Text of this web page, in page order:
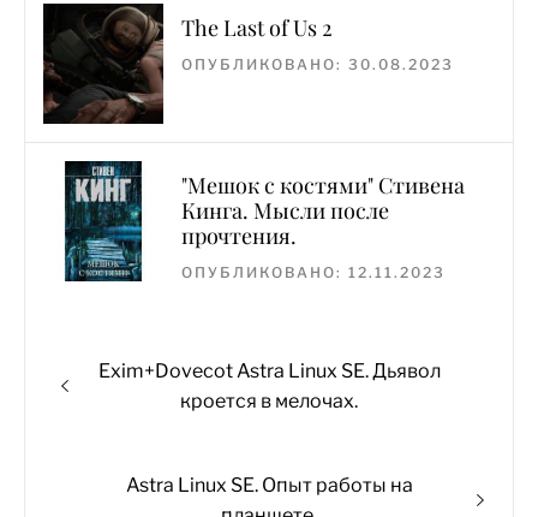
The Last of Us 2
ОПУБЛИКОВАНО: 30.08.2023
"Мешок с костями" Стивена
Кинга. Мысли после
прочтения.
ОПУБЛИКОВАНО: 12.11.2023
Навигация
по
Предыдущая
Exim+Dovecot Astra Linux SE. Дьявол
кроется в мелочах.
Следующая
Astra Linux SE. Опыт работы на